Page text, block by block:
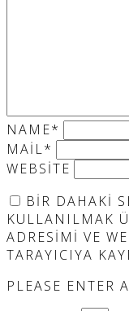
NAME*
MAIL*
WEBSITE
BIR DAHAKI
KULLANILMAK
ADRESIMI VE
TARAYICIYA
PLEASE ENTER